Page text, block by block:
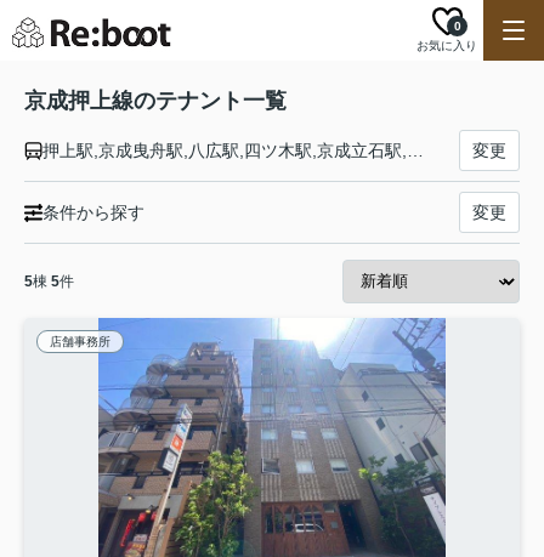
お気に入り
0
京成押上線のテナント一覧
変更
条件から探す 変更
5棟 5件
店舗事務所